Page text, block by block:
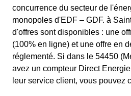
concurrence du secteur de
monopoles d'EDF – GDF. à
d'offres sont disponibles : une
(100% en ligne) et une offre en
réglementé. Si dans le 54450
avez un compteur Direct
leur service client, vous pouvez